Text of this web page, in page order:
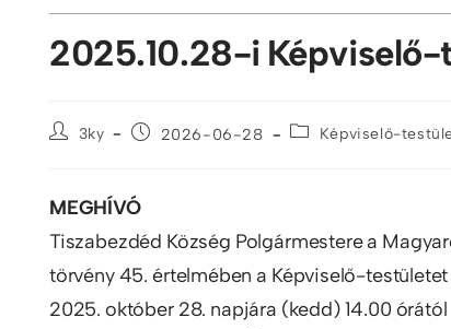
2025.10.28-i Képviselő-
3ky 2026-06-28 Képviselő-
MEGHÍVÓ
Tiszabezdéd Község Polgármestere a
törvény 45. értelmében a Képviselő-testületet
2025. október 28. napjára (kedd) 14.00 órától